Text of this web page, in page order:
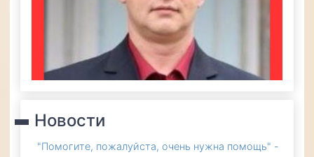
Новости
"Помогите, пожалуйста, очень нужна помощь" -